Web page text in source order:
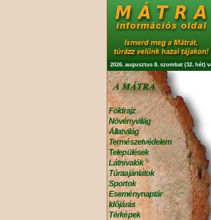
2026. augusztus 8. szombat (32. hét)
Földrajz
Növényvilág
Állatvilág
Természetvédelem
Települések
Látnivalók
Túraajánlatok
Sportok
Eseménynaptár
Időjárás
Térképek